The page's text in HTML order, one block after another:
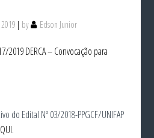
by Edson Junior
2019 DERCA – Convocação para
do Edital Nº 03/2018-PPGCF/UNIFAP
.